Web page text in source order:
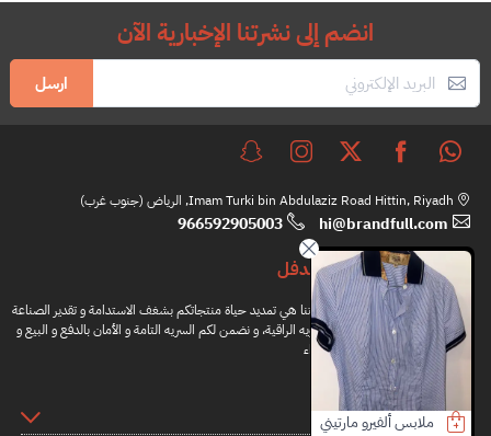
ملابس نساء jeeny yo كعب باي فار
انضم إلى نشرتنا الإخبارية الآن
ارسل
Imam Turki bin Abdulaziz Road Hittin, Riyadh, الرياض (جنوب غرب)
hi@brandfull.com
966592905003
براندفل
مهمتنا هي تمديد حياة منتجاتكم بشغف الاستدامة و تقدير الصناعة
اليدويه الراقية، و نضمن لكم السريه التامة و الأمان بالدفع و البيع و
الشراء
المعلومات